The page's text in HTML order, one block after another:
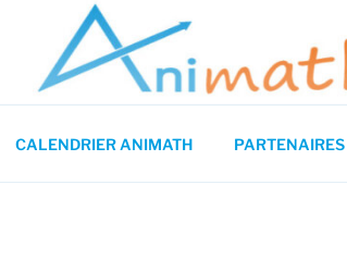
CALENDRIER ANIMATH PARTENAIRES